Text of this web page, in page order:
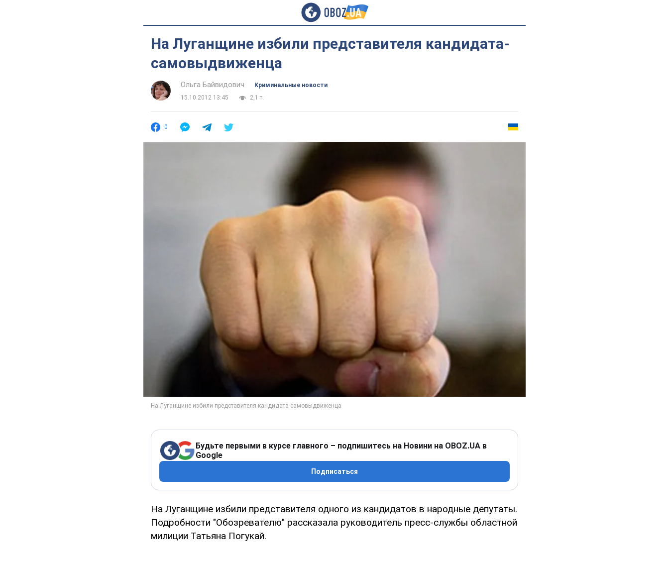
На Луганщине избили представителя кандидата-
самовыдвиженца
Ольга Байвидович
Криминальные новости
15.10.2012 13:45
2,1 т.
0
Будьте первыми в курсе главного – подпишитесь на Новини на OBOZ.UA в
Google
Подписаться
На Луганщине избили представителя одного из кандидатов в народные депутаты.
Подробности "Обозревателю" рассказала руководитель пресс-службы областной
милиции Татьяна Погукай.